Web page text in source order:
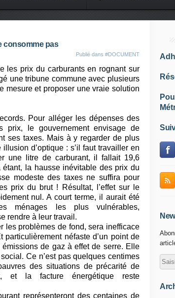
consomme pas
Publié dans #DOCUMENT
les prix du carburants en rognant sur
une tribune commune avec plusieurs
mesure et proposer une vraie solution
Pour alléger les dépenses des
prix, le gouvernement envisage de
ses taxes. Mais à y regarder de plus
d’optique : s’il faut travailler en
une litre de carburant, il fallait 19,6
la hausse inévitable des prix du
modeste des taxes ne suffira pour
prix du brut ! Résultat, l’effet sur le
nul. A court terme, il aurait été
ménages les plus vulnérables,
rendre à leur travail.
les problèmes de fond, sera inefficace
néfaste d’un point de
de gaz à effet de serre. Elle
Ce n’est pas quelques centimes
des situations de précarité de
et la facture énergétique reste
représenteront des centaines de